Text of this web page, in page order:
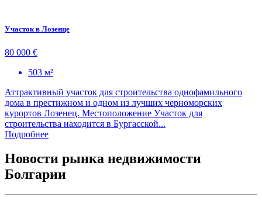
Участок в Лозенце
80 000 €
503 м²
Аттрактивный участок для строительства однофамильного
дома в престижном и одном из лучших черноморских
курортов Лозенец. Местоположение Участок для
строительства находится в Бургасской...
Подробнее
Новости рынка недвижимости
Болгарии